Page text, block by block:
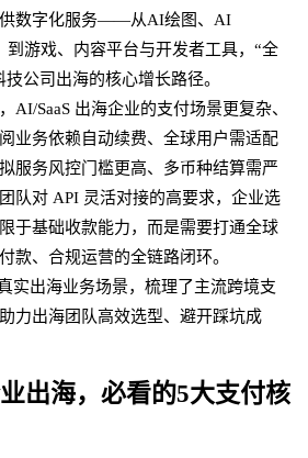
供数字化服务——从AI绘图、AI
到游戏、内容平台与开发者工具，“全
公司出海的核心增长路径。
AI/SaaS 出海企业的支付场景更复杂、
业务依赖自动续费、全球用户需适配
服务风控门槛更高、多币种结算需严
队对 API 灵活对接的高要求，企业选
于基础收款能力，而是需要打通全球
款、合规运营的全链路闭环。
实出海业务场景，梳理了主流跨境支
力出海团队高效选型、避开踩坑成
出海，必看的5大支付核